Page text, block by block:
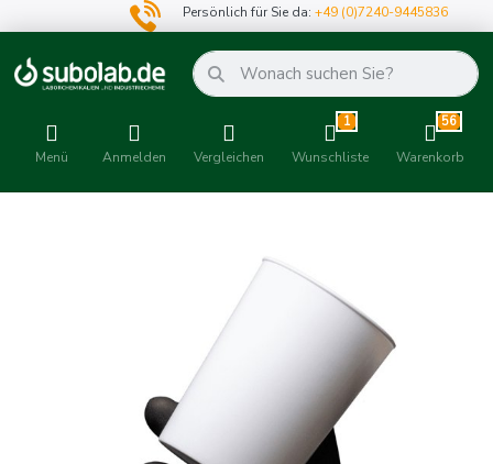
Persönlich für Sie da:+49 (0)7240-9445836
Menü Anmelden Vergleichen
1
Wunschliste
56
Warenkorb